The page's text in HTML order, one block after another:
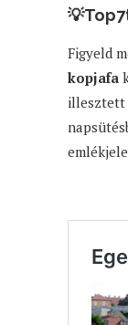
💡
Figyeld
kopjafa
illesztett